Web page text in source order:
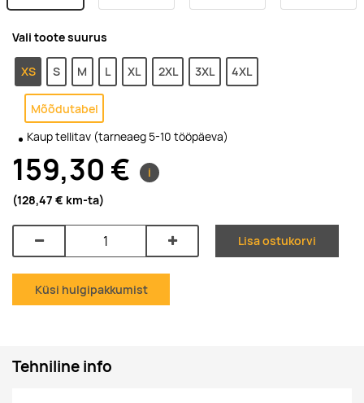
Vali toote suurus
XS S M L XL 2XL 3XL 4XL
Mõõdutabel
Kaup tellitav (tarneaeg 5-10 tööpäeva)
159,30 €
i
(128,47 € km-ta)
Lisa ostukorvi
Küsi hulgipakkumist
Tehniline info